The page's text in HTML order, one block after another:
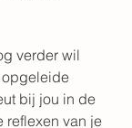
verder wil
opgeleide
bij jou in de
reflexen van je